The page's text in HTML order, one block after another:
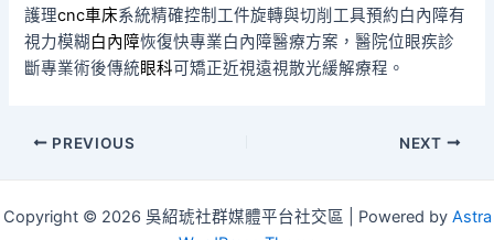
護理cnc車床系統精確控制工件旋轉與切削工具預約白內障有
視力模糊 白內障恢復快專業白內障醫療方案，醫院位眼疾診
斷專業術後傳統眼科可矯正近視遠視散光緩解療程。
Post
PREVIOUS NEXT
Copyright © 2026 吳紹琥社群媒體平台社交區 | Powered by Astra